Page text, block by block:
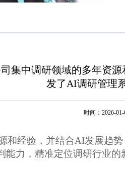
司集中调研领域的多年资
发了AI调研管理
时间： 2026-01-
和经验，并结合AI发展趋势
能力，精准定位调研行业的